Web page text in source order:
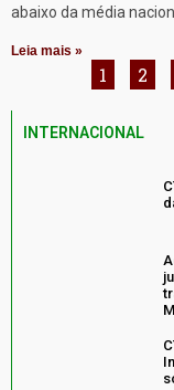
abaixo da média
Leia mais »
1 2
INTERNACIONAL